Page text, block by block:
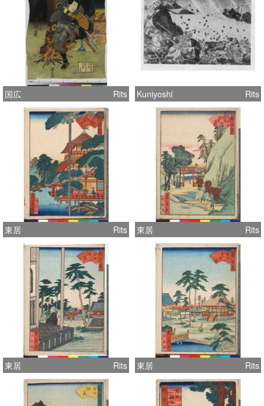
国広 Rits Kuniyoshi Rits
東居 Rits 東居 Rits
東居 Rits 東居 Rits